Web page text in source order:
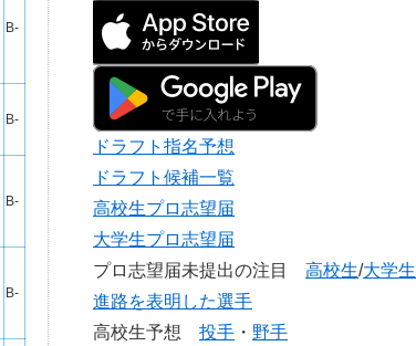
B-
B-
B-
B-
ドラフト指名予想
ドラフト候補一覧
高校生プロ志望届
大学生プロ志望届
プロ志望届未提出の注目 高校生/大学生
進路を表明した選手
高校生予想 投手 ・ 野手